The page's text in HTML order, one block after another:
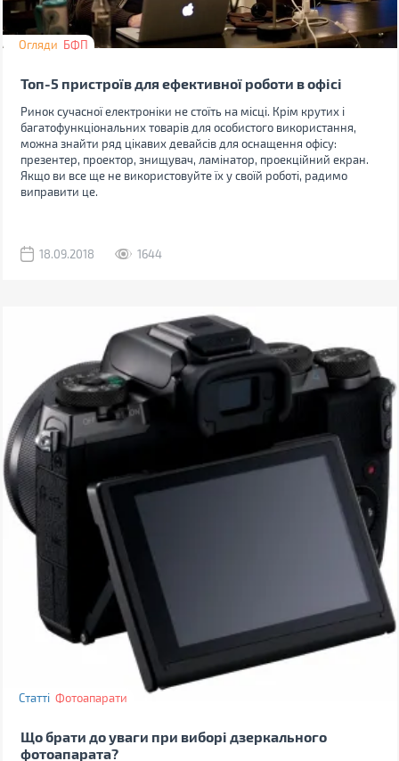
Огляди БФП
Топ-5 пристроїв для ефективної роботи в офісі
Ринок сучасної електроніки не стоїть на місці. Крім крутих і
багатофункціональних товарів для особистого використання,
можна знайти ряд цікавих девайсів для оснащення офісу:
презентер, проектор, знищувач, ламінатор, проекційний екран.
Якщо ви все ще не використовуйте їх у своїй роботі, радимо
виправити це.
18.09.2018 1644
Статті Фотоапарати
Що брати до уваги при виборі дзеркального
фотоапарата?